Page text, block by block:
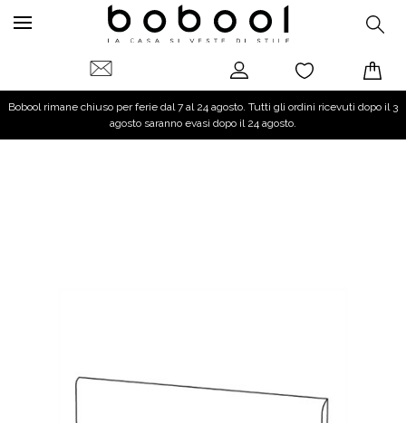
Bobool rimane chiuso per ferie dal 7 al 24 agosto. Tutti gli ordini ricevuti dopo il 3
agosto saranno evasi dopo il 24 agosto.